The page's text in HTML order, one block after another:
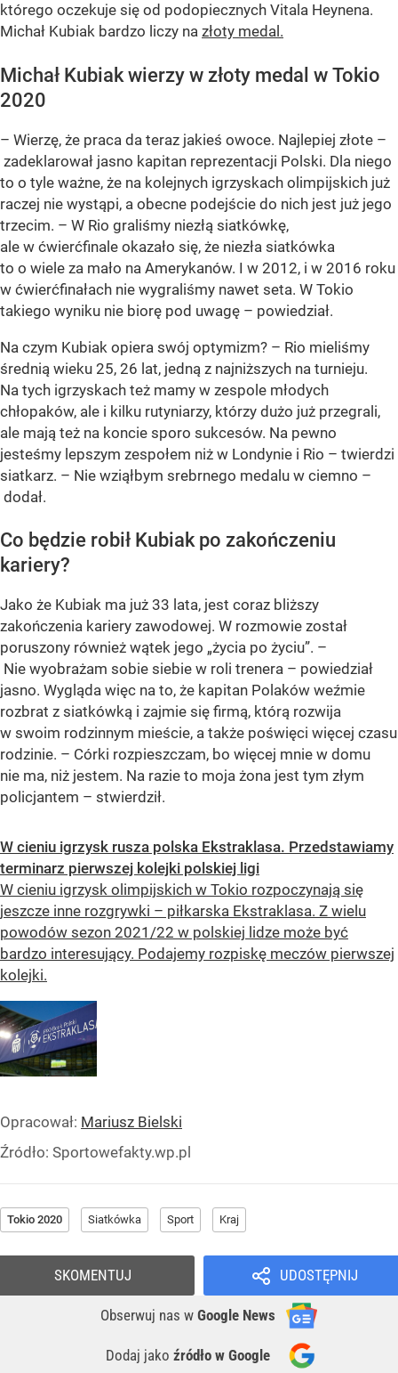
którego oczekuje się od podopiecznych Vitala Heynena.
Michał Kubiak bardzo liczy na złoty medal.
Michał Kubiak wierzy w złoty medal w Tokio
2020
– Wierzę, że praca da teraz jakieś owoce. Najlepiej złote –
zadeklarował jasno kapitan reprezentacji Polski. Dla niego
to o tyle ważne, że na kolejnych igrzyskach olimpijskich już
raczej nie wystąpi, a obecne podejście do nich jest już jego
trzecim. – W Rio graliśmy niezłą siatkówkę,
ale w ćwierćfinale okazało się, że niezła siatkówka
to o wiele za mało na Amerykanów. I w 2012, i w 2016 roku
w ćwierćfinałach nie wygraliśmy nawet seta. W Tokio
takiego wyniku nie biorę pod uwagę – powiedział.
Na czym Kubiak opiera swój optymizm? – Rio mieliśmy
średnią wieku 25, 26 lat, jedną z najniższych na turnieju.
Na tych igrzyskach też mamy w zespole młodych
chłopaków, ale i kilku rutyniarzy, którzy dużo już przegrali,
ale mają też na koncie sporo sukcesów. Na pewno
jesteśmy lepszym zespołem niż w Londynie i Rio – twierdzi
siatkarz. – Nie wziąłbym srebrnego medalu w ciemno –
dodał.
Co będzie robił Kubiak po zakończeniu
kariery?
Jako że Kubiak ma już 33 lata, jest coraz bliższy
zakończenia kariery zawodowej. W rozmowie został
poruszony również wątek jego „życia po życiu”. –
Nie wyobrażam sobie siebie w roli trenera – powiedział
jasno. Wygląda więc na to, że kapitan Polaków weźmie
rozbrat z siatkówką i zajmie się firmą, którą rozwija
w swoim rodzinnym mieście, a także poświęci więcej czasu
rodzinie. – Córki rozpieszczam, bo więcej mnie w domu
nie ma, niż jestem. Na razie to moja żona jest tym złym
policjantem – stwierdził.
W cieniu igrzysk rusza polska Ekstraklasa. Przedstawiamy
terminarz pierwszej kolejki polskiej ligi
W cieniu igrzysk olimpijskich w Tokio rozpoczynają się
jeszcze inne rozgrywki – piłkarska Ekstraklasa. Z wielu
powodów sezon 2021/22 w polskiej lidze może być
bardzo interesujący. Podajemy rozpiskę meczów pierwszej
kolejki.
Opracował: Mariusz Bielski
Źródło: Sportowefakty.wp.pl
Tokio 2020 Siatkówka Sport Kraj
UDOSTĘPNIJ
Obserwuj nas w Google News
Dodaj jako źródło w Google
SKOMENTUJ